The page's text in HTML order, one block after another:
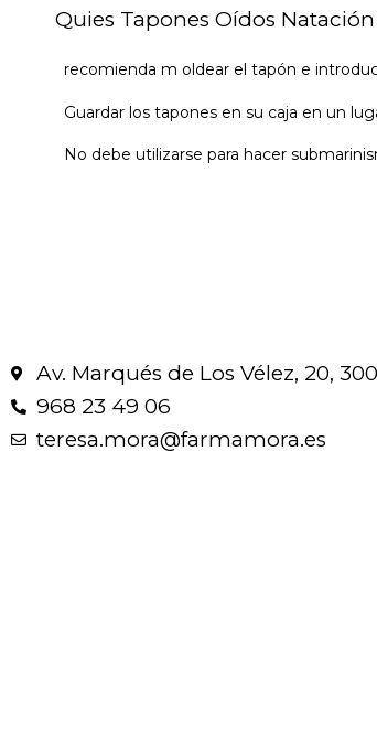
Quies Tapones Oídos
recomienda m oldear el tapón e
Guardar los tapones en su caja en un
No debe utilizarse para hacer
Av. Marqués de Los Vélez, 20,
968 23 49 06
teresa.mora@farmamora.es